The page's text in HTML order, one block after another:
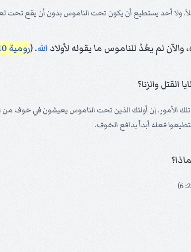
لم يعُدْ للناموس ما يقوله لأولاد الله. (رومية 10: 4
والزنا؟
تلك الأمور. إن أولئك الذين تحت الناموس يعيشون في
فعله أبداً بدافع الخوف.